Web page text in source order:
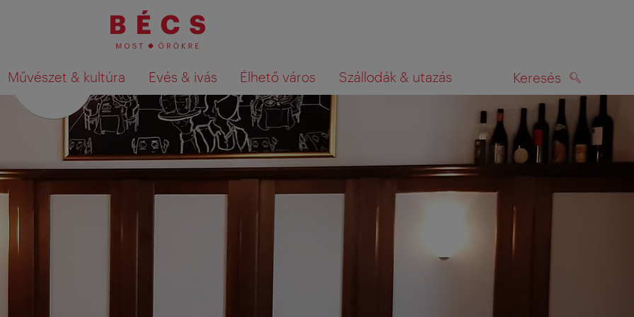
Művészet & kultúra Evés & ivás Élhető város Szállodák & utazás Keresés
Keresési találatok megjelenítése a térképen